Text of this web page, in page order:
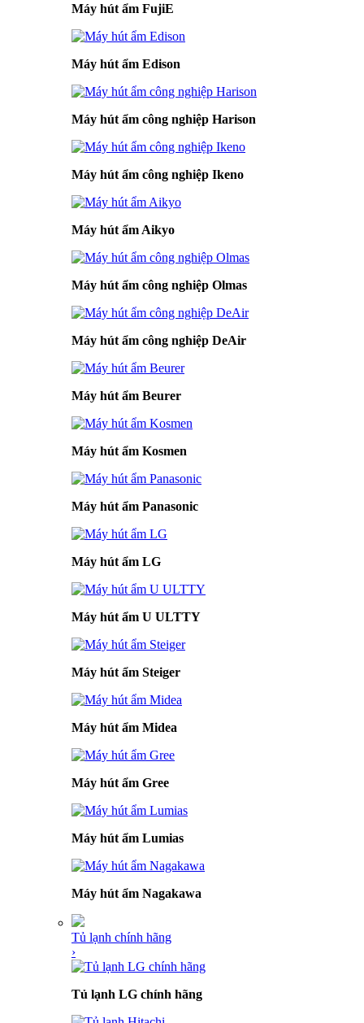
Máy hút ẩm FujiE
Máy hút ẩm Edison
Máy hút ẩm công nghiệp Harison
Máy hút ẩm công nghiệp Ikeno
Máy hút ẩm Aikyo
Máy hút ẩm công nghiệp Olmas
Máy hút ẩm công nghiệp DeAir
Máy hút ẩm Beurer
Máy hút ẩm Kosmen
Máy hút ẩm Panasonic
Máy hút ẩm LG
Máy hút ẩm U ULTTY
Máy hút ẩm Steiger
Máy hút ẩm Midea
Máy hút ẩm Gree
Máy hút ẩm Lumias
Máy hút ẩm Nagakawa
Tủ lạnh chính hãng
›
Tủ lạnh LG chính hãng